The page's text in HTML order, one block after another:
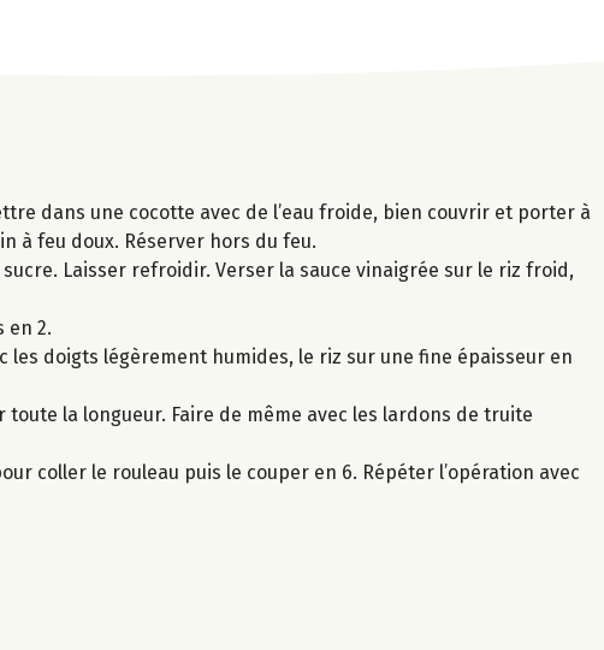
dans une cocotte avec de l’eau froide, bien couvrir et porter à
à feu doux. Réserver hors du feu.
Laisser refroidir. Verser la sauce vinaigrée sur le riz froid,
en 2.
les doigts légèrement humides, le riz sur une fine épaisseur en
la longueur. Faire de même avec les lardons de truite
coller le rouleau puis le couper en 6. Répéter l’opération avec